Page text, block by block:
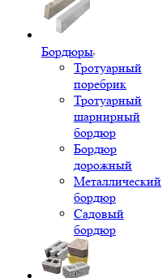
Бордюры
Тротуарный
поребрик
Тротуарный
шарнирный
бордюр
Бордюр
дорожный
Металлический
бордюр
Садовый
бордюр